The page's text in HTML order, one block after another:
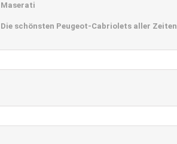
Maserati
Die schönsten Peugeot-Cabriolets aller Zeiten